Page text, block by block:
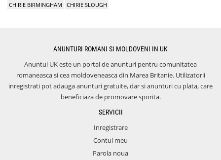
CHIRIE BIRMINGHAM
CHIRIE SLOUGH
ANUNTURI ROMANI SI MOLDOVENI IN UK
Anuntul UK este un portal de anunturi pentru comunitatea
romaneasca si cea moldoveneasca din Marea Britanie. Utilizatorii
inregistrati pot adauga anunturi gratuite, dar si anunturi cu plata, care
beneficiaza de promovare sporita.
SERVICII
Inregistrare
Contul meu
Parola noua